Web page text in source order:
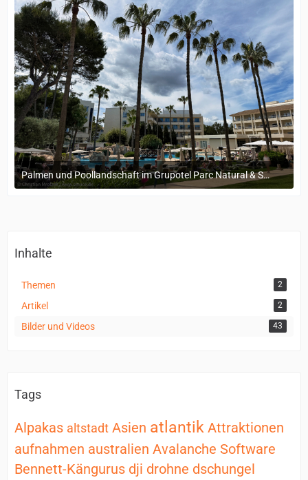
Palmen und Poollandschaft im Grupotel Parc Natural & Spa
11. Mai 2025 um 21:18
Inhalte
Themen 2
Artikel 2
Bilder und Videos 43
Tags
Alpakas altstadt Asien atlantik Attraktionen
aufnahmen australien Avalanche Software
Bennett-Kängurus dji drohne dschungel